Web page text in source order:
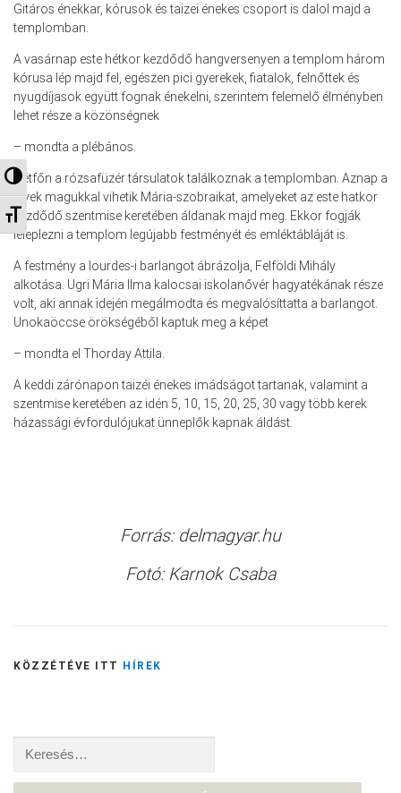
Nagy kontraszt váltása
Betűméret váltása
Gitáros énekkar, kórusok és taizei énekes csoport is dalol majd a
templomban.
A vasárnap este hétkor kezdődő hangversenyen a templom három
kórusa lép majd fel, egészen pici gyerekek, fiatalok, felnőttek és
nyugdíjasok együtt fognak énekelni, szerintem felemelő élményben
lehet része a közönségnek
– mondta a plébános.
Hétfőn a rózsafüzér társulatok találkoznak a templomban. Aznap a
hívek magukkal vihetik Mária-szobraikat, amelyeket az este hatkor
kezdődő szentmise keretében áldanak majd meg. Ekkor fogják
leleplezni a templom legújabb festményét és emléktábláját is.
A festmény a lourdes-i barlangot ábrázolja, Felföldi Mihály
alkotása. Ugri Mária Ilma kalocsai iskolanővér hagyatékának része
volt, aki annak idején megálmodta és megvalósíttatta a barlangot.
Unokaöccse örökségéből kaptuk meg a képet
– mondta el Thorday Attila.
A keddi zárónapon taizéi énekes imádságot tartanak, valamint a
szentmise keretében az idén 5, 10, 15, 20, 25, 30 vagy több kerek
házassági évfordulójukat ünneplők kapnak áldást.
Forrás: delmagyar.hu
Fotó: Karnok Csaba
KÖZZÉTÉVE ITT HÍREK
Keresés: